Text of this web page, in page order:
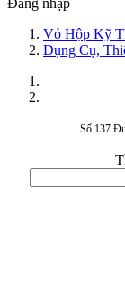
Vỏ Hộp Kỹ
Dụng Cụ,
Số 137